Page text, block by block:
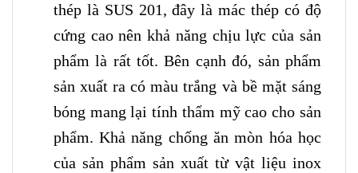
thép là SUS 201, đây là mác thép có độ
cứng cao nên khả năng chịu lực của sản
phẩm là rất tốt. Bên cạnh đó, sản phẩm
sản xuất ra có màu trắng và bề mặt sáng
bóng mang lại tính thẩm mỹ cao cho sản
phẩm. Khả năng chống ăn mòn hóa học
của sản phẩm sản xuất từ vật liệu inox